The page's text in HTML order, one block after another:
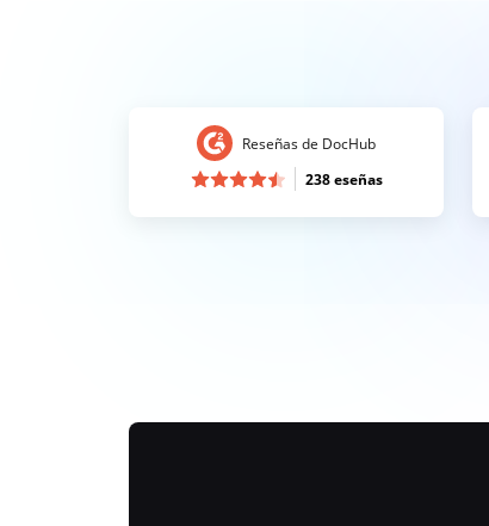
Reseñas de DocHub
238 eseñas